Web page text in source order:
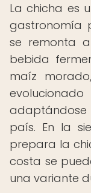
La chicha es
gastronomía
se remonta a
bebida
maíz
país. En la
prepara la
costa se
una variante